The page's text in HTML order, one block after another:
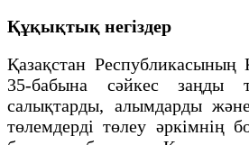
Құқықтық негіздер
Қазақстан Республикасының
35-бабына сәйкес заңды
салықтарды, алымдарды
төлемдерді төлеу әркімнің